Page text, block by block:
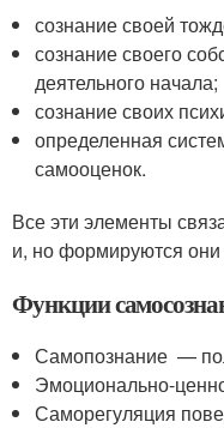
сознание своей
сознание своего
деятельного начала;
сознание своих
определенная
самооценок.
Все эти элементы
и, но формируются
Функции
Самопознание —
Эмоционально-
Саморегуляция